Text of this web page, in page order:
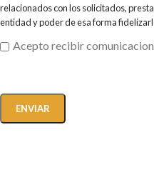
relacionados con los solicitados,
entidad y poder de esa forma
Acepto recibir